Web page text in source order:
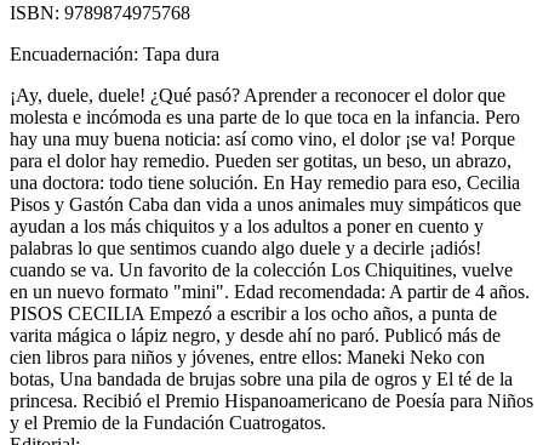
ISBN: 9789874975768
Encuadernación: Tapa dura
¡Ay, duele, duele! ¿Qué pasó? Aprender a reconocer el dolor que
molesta e incómoda es una parte de lo que toca en la infancia. Pero
hay una muy buena noticia: así como vino, el dolor ¡se va! Porque
para el dolor hay remedio. Pueden ser gotitas, un beso, un abrazo,
una doctora: todo tiene solución. En Hay remedio para eso, Cecilia
Pisos y Gastón Caba dan vida a unos animales muy simpáticos que
ayudan a los más chiquitos y a los adultos a poner en cuento y
palabras lo que sentimos cuando algo duele y a decirle ¡adiós!
cuando se va. Un favorito de la colección Los Chiquitines, vuelve
en un nuevo formato "mini". Edad recomendada: A partir de 4 años.
PISOS CECILIA Empezó a escribir a los ocho años, a punta de
varita mágica o lápiz negro, y desde ahí no paró. Publicó más de
cien libros para niños y jóvenes, entre ellos: Maneki Neko con
botas, Una bandada de brujas sobre una pila de ogros y El té de la
princesa. Recibió el Premio Hispanoamericano de Poesía para Niños
y el Premio de la Fundación Cuatrogatos.